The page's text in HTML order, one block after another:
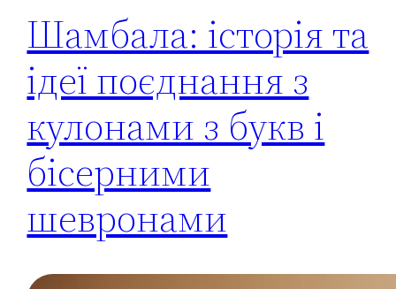
Шамбала: історія та
ідеї поєднання з
кулонами з букв і
бісерними
шевронами